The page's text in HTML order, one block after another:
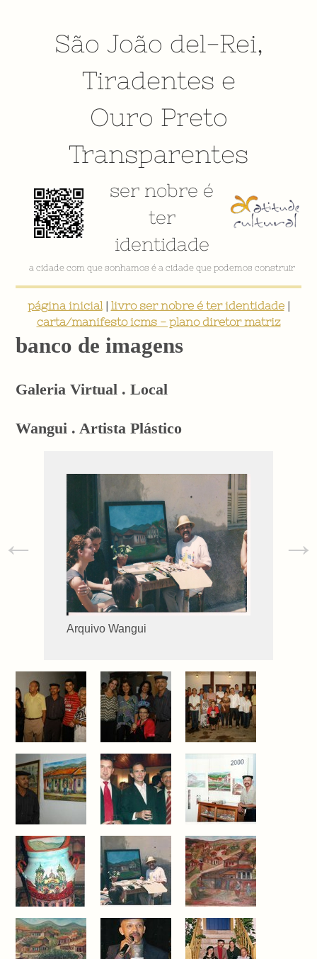
São João del-Rei,
Tiradentes e
Ouro Preto
Transparentes
ser nobre é
ter
identidade
a cidade com que sonhamos é a cidade que podemos construir
página inicial| livro ser nobre é ter identidade|
carta/manifesto icms - plano diretor matriz
banco de imagens
Galeria Virtual . Local
Wangui . Artista Plástico
Arquivo Wangui
← →